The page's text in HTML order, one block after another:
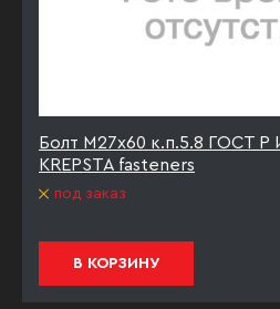
Болт М27х60 к.п.5.8 ГОСТ Р
KREPSTA fasteners
под заказ
В КОРЗИНУ